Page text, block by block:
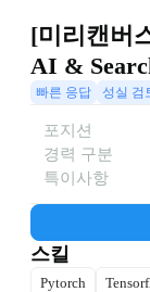
[미리캔버
AI &
빠른 응답 성실 검
포지션
경력 구분
특이사항
스킬
Pytorch